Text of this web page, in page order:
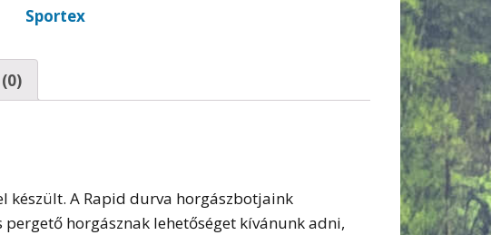
Sportex
készült. A Rapid durva horgászbotjaink
horgásznak lehetőséget kívánunk adni,